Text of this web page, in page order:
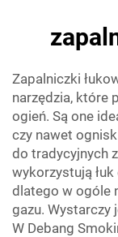
Zapalniczki
narzędzia, które
ogień. Są one
czy nawet
do tradycyjnych
wykorzystują
dlatego w ogóle
gazu. Wystarczy
W Debang